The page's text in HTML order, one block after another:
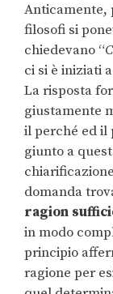
Anticamente,
filosofi si
chiedevano “
ci si è iniziati a
La risposta
giustamente
il perché ed il
giunto a
domanda
ragion
in modo
principio
ragione per